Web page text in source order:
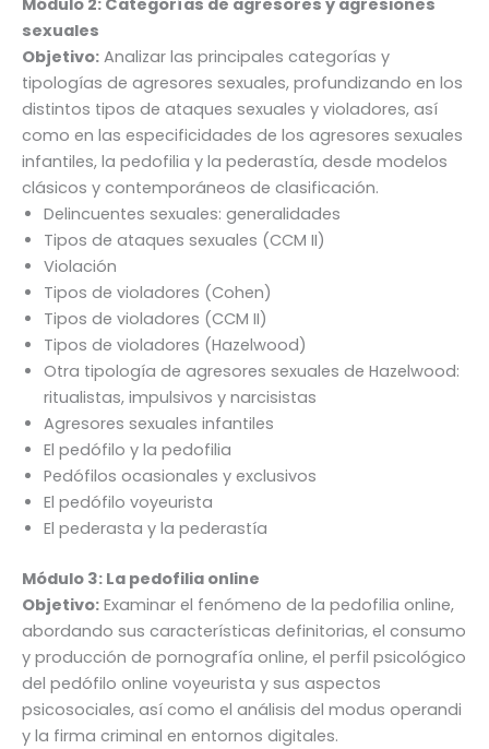
Módulo 2: Categorías de agresores y agresiones
sexuales
Objetivo: Analizar las principales categorías y
tipologías de agresores sexuales, profundizando en los
distintos tipos de ataques sexuales y violadores, así
como en las especificidades de los agresores sexuales
infantiles, la pedofilia y la pederastía, desde modelos
clásicos y contemporáneos de clasificación.
Delincuentes sexuales: generalidades
Tipos de ataques sexuales (CCM II)
Violación
Tipos de violadores (Cohen)
Tipos de violadores (CCM II)
Tipos de violadores (Hazelwood)
Otra tipología de agresores sexuales de Hazelwood:
ritualistas, impulsivos y narcisistas
Agresores sexuales infantiles
El pedófilo y la pedofilia
Pedófilos ocasionales y exclusivos
El pedófilo voyeurista
El pederasta y la pederastía
Módulo 3: La pedofilia online
Objetivo: Examinar el fenómeno de la pedofilia online,
abordando sus características definitorias, el consumo
y producción de pornografía online, el perfil psicológico
del pedófilo online voyeurista y sus aspectos
psicosociales, así como el análisis del modus operandi
y la firma criminal en entornos digitales.